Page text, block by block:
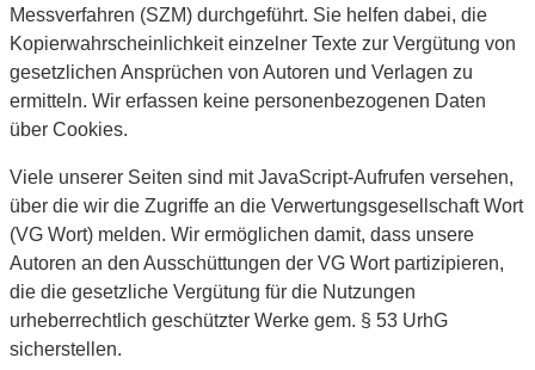
Messverfahren (SZM) durchgeführt. Sie helfen dabei, die
Kopierwahrscheinlichkeit einzelner Texte zur Vergütung von
gesetzlichen Ansprüchen von Autoren und Verlagen zu
ermitteln. Wir erfassen keine personenbezogenen Daten
über Cookies.
Viele unserer Seiten sind mit JavaScript-Aufrufen versehen,
über die wir die Zugriffe an die Verwertungsgesellschaft Wort
(VG Wort) melden. Wir ermöglichen damit, dass unsere
Autoren an den Ausschüttungen der VG Wort partizipieren,
die die gesetzliche Vergütung für die Nutzungen
urheberrechtlich geschützter Werke gem. § 53 UrhG
sicherstellen.